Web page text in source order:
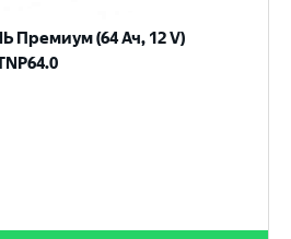
Премиум (64 Ач, 12 V)